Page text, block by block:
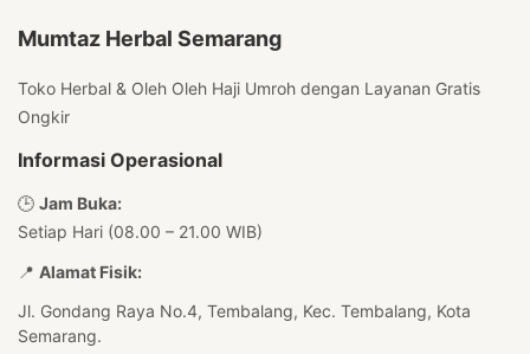
Mumtaz Herbal Semarang
Toko Herbal & Oleh Oleh Haji Umroh dengan Layanan Gratis
Ongkir
Informasi Operasional
🕒 Jam Buka:
Setiap Hari (08.00 – 21.00 WIB)
📍 Alamat Fisik:
Jl. Gondang Raya No.4, Tembalang, Kec. Tembalang, Kota
Semarang.